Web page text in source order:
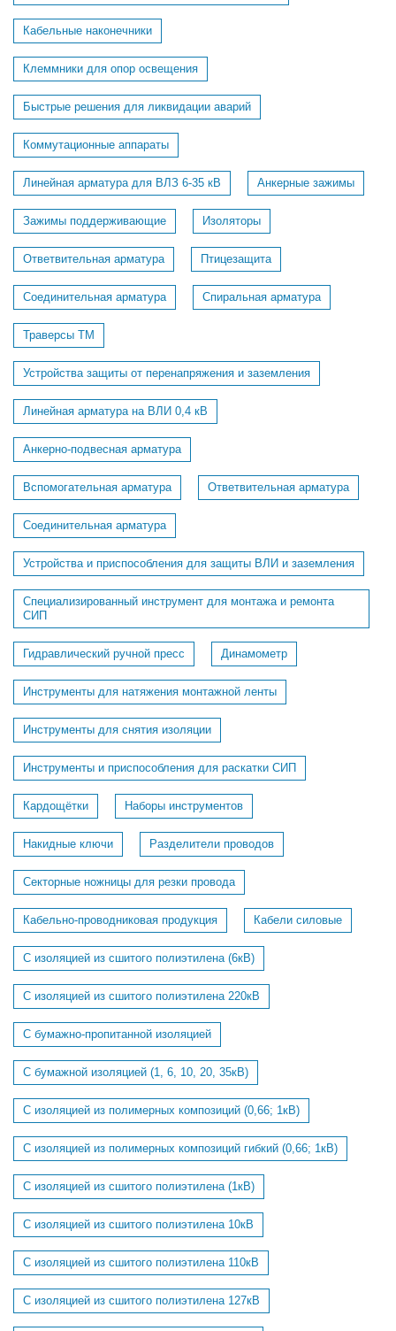
Кабельные наконечники
Клеммники для опор освещения
Быстрые решения для ликвидации аварий
Коммутационные аппараты
Линейная арматура для ВЛЗ 6-35 кВ Анкерные зажимы
Зажимы поддерживающие Изоляторы
Ответвительная арматура Птицезащита
Соединительная арматура Спиральная арматура
Траверсы ТМ
Устройства защиты от перенапряжения и заземления
Линейная арматура на ВЛИ 0,4 кВ
Анкерно-подвесная арматура
Вспомогательная арматура Ответвительная арматура
Соединительная арматура
Устройства и приспособления для защиты ВЛИ и заземления
Специализированный инструмент для монтажа и ремонта
СИП
Гидравлический ручной пресс Динамометр
Инструменты для натяжения монтажной ленты
Инструменты для снятия изоляции
Инструменты и приспособления для раскатки СИП
Кардощётки Наборы инструментов
Накидные ключи Разделители проводов
Секторные ножницы для резки провода
Кабельно-проводниковая продукция Кабели силовые
С изоляцией из сшитого полиэтилена (6кВ)
С изоляцией из сшитого полиэтилена 220кВ
С бумажно-пропитанной изоляцией
С бумажной изоляцией (1, 6, 10, 20, 35кВ)
С изоляцией из полимерных композиций (0,66; 1кВ)
С изоляцией из полимерных композиций гибкий (0,66; 1кВ)
С изоляцией из сшитого полиэтилена (1кВ)
С изоляцией из сшитого полиэтилена 10кВ
С изоляцией из сшитого полиэтилена 110кВ
С изоляцией из сшитого полиэтилена 127кВ